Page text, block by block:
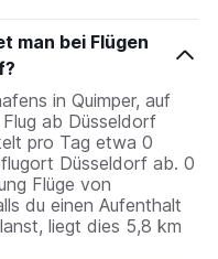
man bei Flügen
in Quimper, auf
ab Düsseldorf
pro Tag etwa 0
Düsseldorf ab. 0
Flüge von
du einen Aufenthalt
liegt dies 5,8 km